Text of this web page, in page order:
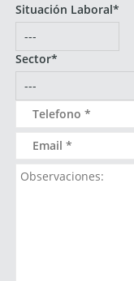
Situación Laboral*
Sector*